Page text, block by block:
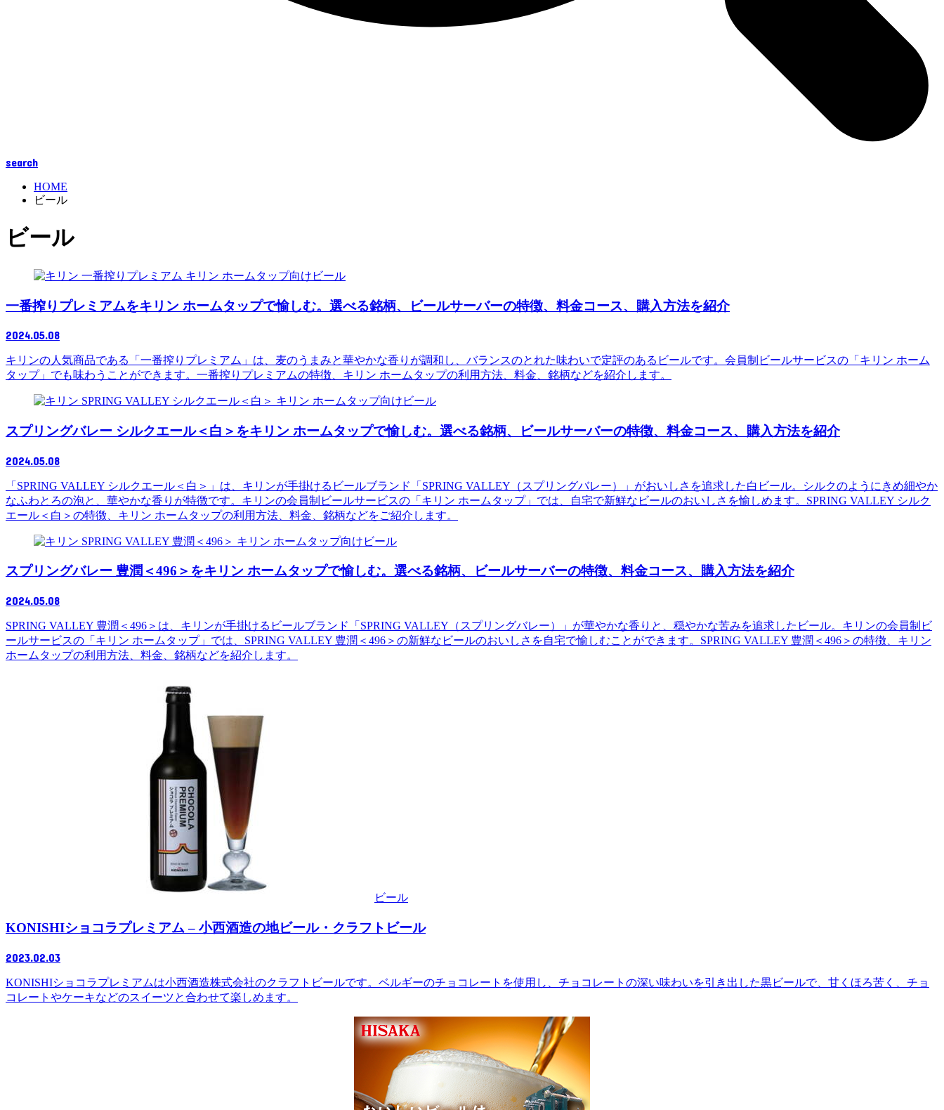
search
HOME
ビール
ビール
ビール
一番搾りプレミアムをキリン ホームタップで愉しむ。選べる銘柄、ビールサーバーの特徴、料金コース、購入方法を紹介
2024.05.08
キリンの人気商品である「一番搾りプレミアム」は、麦のうまみと華やかな香りが調和し、バランスのとれた味わいで定評のあるビールです。会員制ビールサービスの「キリン ホーム
タップ」でも味わうことができます。一番搾りプレミアムの特徴、キリン ホームタップの利用方法、料金、銘柄などを紹介します。
ビール
スプリングバレー シルクエール＜白＞をキリン ホームタップで愉しむ。選べる銘柄、ビールサーバーの特徴、料金コース、購入方法を紹介
2024.05.08
「SPRING VALLEY シルクエール＜白＞」は、キリンが手掛けるビールブランド「SPRING VALLEY（スプリングバレー）」がおいしさを追求した白ビール。シルクのようにきめ細やか
なふわとろの泡と、華やかな香りが特徴です。キリンの会員制ビールサービスの「キリン ホームタップ」では、自宅で新鮮なビールのおいしさを愉しめます。SPRING VALLEY シルク
エール＜白＞の特徴、キリン ホームタップの利用方法、料金、銘柄などをご紹介します。
ビール
スプリングバレー 豊潤＜496＞をキリン ホームタップで愉しむ。選べる銘柄、ビールサーバーの特徴、料金コース、購入方法を紹介
2024.05.08
SPRING VALLEY 豊潤＜496＞は、キリンが手掛けるビールブランド「SPRING VALLEY（スプリングバレー）」が華やかな香りと、穏やかな苦みを追求したビール。キリンの会員制ビ
ールサービスの「キリン ホームタップ」では、SPRING VALLEY 豊潤＜496＞の新鮮なビールのおいしさを自宅で愉しむことができます。SPRING VALLEY 豊潤＜496＞の特徴、キリン
ホームタップの利用方法、料金、銘柄などを紹介します。
ビール
KONISHIショコラプレミアム – 小西酒造の地ビール・クラフトビール
2023.02.03
KONISHIショコラプレミアムは小西酒造株式会社のクラフトビールです。ベルギーのチョコレートを使用し、チョコレートの深い味わいを引き出した黒ビールで、甘くほろ苦く、チョ
コレートやケーキなどのスイーツと合わせて楽しめます。